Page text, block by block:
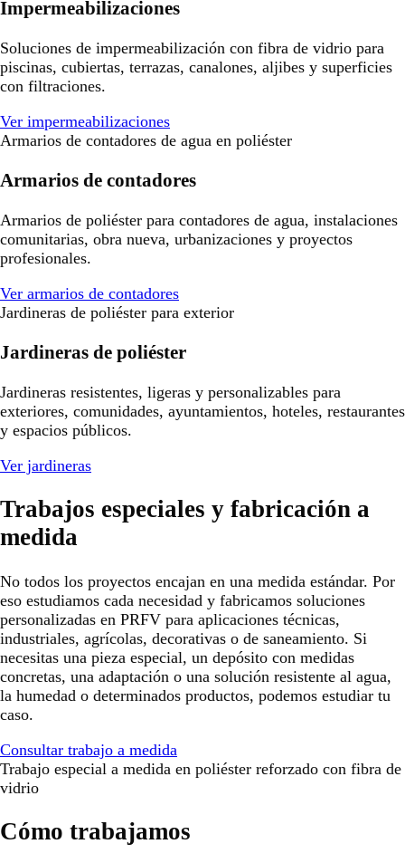
Impermeabilizaciones
Soluciones de impermeabilización con fibra de vidrio para
piscinas, cubiertas, terrazas, canalones, aljibes y superficies
con filtraciones.
Ver impermeabilizaciones
Armarios de contadores de agua en poliéster
Armarios de contadores
Armarios de poliéster para contadores de agua, instalaciones
comunitarias, obra nueva, urbanizaciones y proyectos
profesionales.
Ver armarios de contadores
Jardineras de poliéster para exterior
Jardineras de poliéster
Jardineras resistentes, ligeras y personalizables para
exteriores, comunidades, ayuntamientos, hoteles, restaurantes
y espacios públicos.
Ver jardineras
Trabajos especiales y fabricación a
medida
No todos los proyectos encajan en una medida estándar. Por
eso estudiamos cada necesidad y fabricamos soluciones
personalizadas en PRFV para aplicaciones técnicas,
industriales, agrícolas, decorativas o de saneamiento. Si
necesitas una pieza especial, un depósito con medidas
concretas, una adaptación o una solución resistente al agua,
la humedad o determinados productos, podemos estudiar tu
caso.
Consultar trabajo a medida
Trabajo especial a medida en poliéster reforzado con fibra de
vidrio
Cómo trabajamos